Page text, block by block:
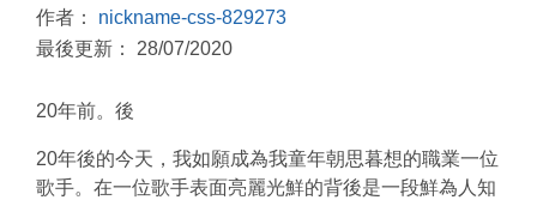
作者： nickname-css-829273
最後更新： 28/07/2020
20年前。後
20年後的今天，我如願成為我童年朝思暮想的職業一位
歌手。在一位歌手表面亮麗光鮮的背後是一段鮮為人知